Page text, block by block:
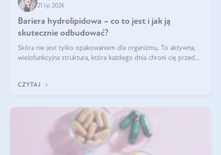
21 lip 2026
Bariera hydrolipidowa – co to jest i jak ją
skutecznie odbudować?
Skóra nie jest tylko opakowaniem dla organizmu. To aktywna,
wielofunkcyjna struktura, która każdego dnia chroni cię przed
bariera hydrolipidowa.
CZYTAJ